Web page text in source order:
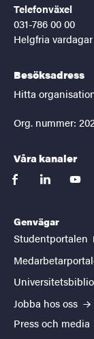
Telefonväxel
031-786 00 00
Helgfria
Besöksadress
Hitta
Org. nummer:
Våra kanaler
facebooklinkedin
Genvägar
Studentportalen
Jobba hos oss
Press och media